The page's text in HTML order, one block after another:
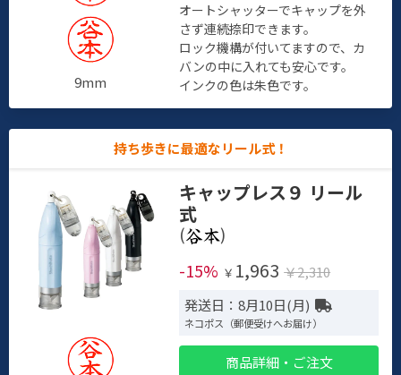
9mm
オートシャッターでキャップを外
さず連続捺印できます。
ロック機構が付いてますので、カ
バンの中に入れても安心です。
インクの色は朱色です。
持ち歩きに最適なリール式！
キャップレス９ リール
式
(
)
-15% ￥ 1,963 ￥2,310
発送日：8月10日(月)
ネコポス（郵便受けへお届け）
商品詳細・ご注文